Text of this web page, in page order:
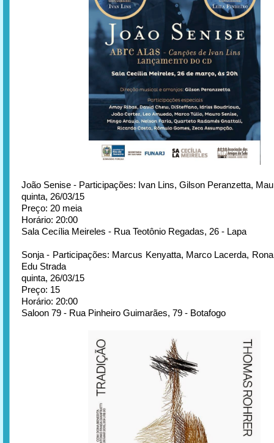
João Senise - Participações: Ivan Lins, Gilson Peranzetta,
quinta, 26/03/15
Preço: 20 meia
Horário: 20:00
Sala Cecília Meireles - Rua Teotônio Regadas, 26 - Lapa
Sonja - Participações: Marcus Kenyatta, Marco Lacerda,
Edu Strada
quinta, 26/03/15
Preço: 15
Horário: 20:00
Saloon 79 - Rua Pinheiro Guimarães, 79 - Botafogo